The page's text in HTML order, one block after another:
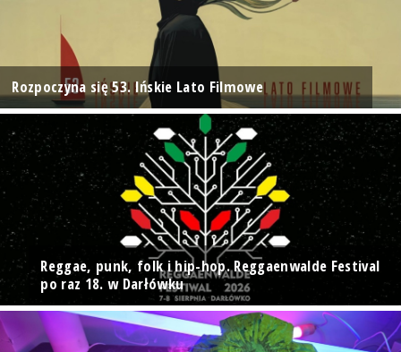
Rozpoczyna się 53. Ińskie Lato Filmowe
Reggae, punk, folk i hip-hop. Reggaenwalde Festival
po raz 18. w Darłówku